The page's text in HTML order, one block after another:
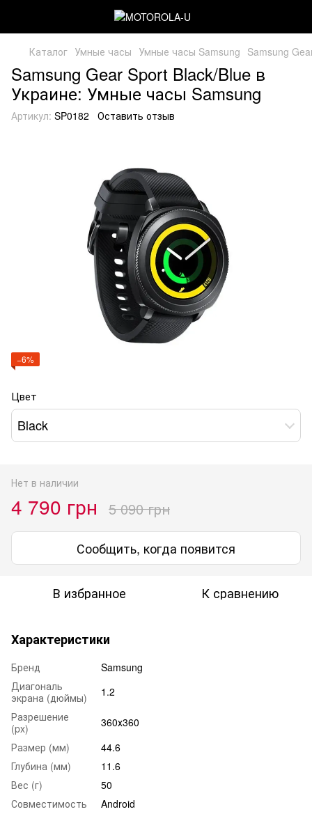
Каталог Умные часы Умные часы Samsung Samsung
Samsung Gear Sport Black/Blue в
Украине: Умные часы Samsung
Артикул: SP0182 Оставить отзыв
−6%
Цвет
Black
Нет в наличии
4 790 грн 5 090 грн
Сообщить, когда появится
В избранное К сравнению
Характеристики
Бренд
Samsung
Диагональ
экрана (дюймы)
1.2
Разрешение
(px)
360х360
Размер (мм)
44.6
Глубина (мм)
11.6
Вес (г)
50
Совместимость
Android